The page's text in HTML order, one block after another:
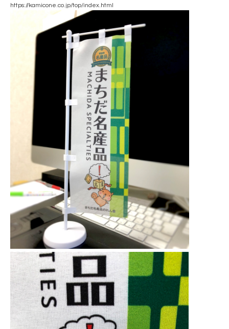
https://kamicone.co.jp/top/index.html